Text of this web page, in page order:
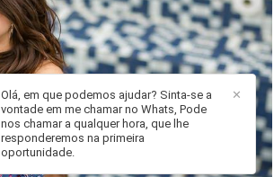
2045 0
✕
Olá, em que podemos ajudar? Sinta-se a
vontade em me chamar no Whats, Pode
nos chamar a qualquer hora, que lhe
responderemos na primeira
oportunidade.